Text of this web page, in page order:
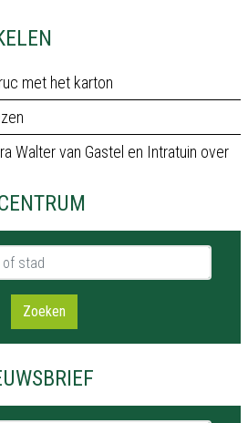
met het karton
Walter van Gastel en Intratuin over
stad
Zoeken